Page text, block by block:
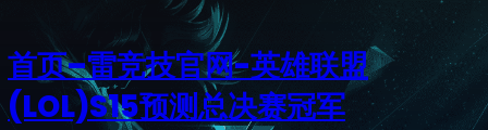
首页–雷竞技官网-英雄联盟
(LOL)S15预测总决赛冠军